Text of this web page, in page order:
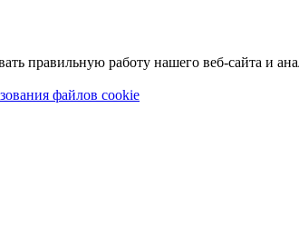
правильную работу нашего веб-сайта и
файлов cookie